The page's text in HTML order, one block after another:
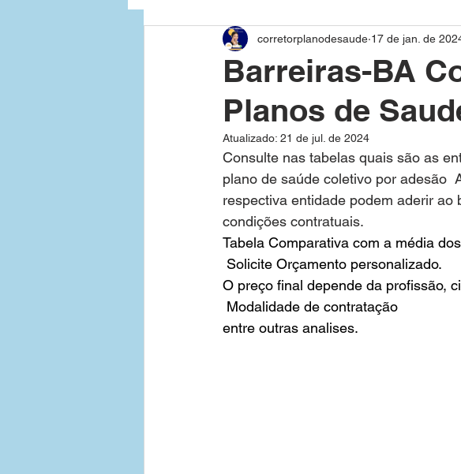
Natal - Rio Grande do Norte Os Melhores
Planos de Saude Empresas Bahia Plano de
Grandes Empresas São Paulo Brasilia
Tabelas de Preços - Empresas
Contratar Plano de Saude Empresas
Barreiras-BA
Planos de
corretorplanodesaude 17 de jan. de
Atualizado: 21 de jul. de 2024
Consulte nas tabelas quais são as
plano de saúde coletivo por adesão
respectiva entidade podem aderir
condições contratuais.
Tabela Comparativa com a média
Solicite Orçamento personalizado.
O preço final depende da profissão,
Modalidade de contratação
entre outras analises.